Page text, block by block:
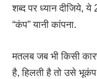
शब्द पर ध्यान दीजिये, ये
“कंप” यानी कांपना.
मतलब जब भी किसी
है, हिलती है तो उसे